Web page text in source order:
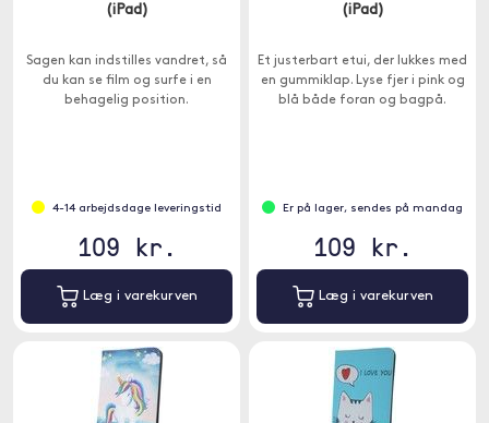
(iPad)
Sagen kan indstilles vandret, så
du kan se film og surfe i en
behagelig position.
4-14 arbejdsdage leveringstid
109 kr.
Læg i varekurven
(iPad)
Et justerbart etui, der lukkes med
en gummiklap. Lyse fjer i pink og
blå både foran og bagpå.
Er på lager, sendes på mandag
109 kr.
Læg i varekurven